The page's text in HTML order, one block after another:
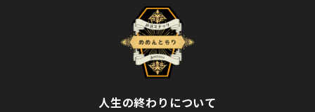
人生の終わりについて